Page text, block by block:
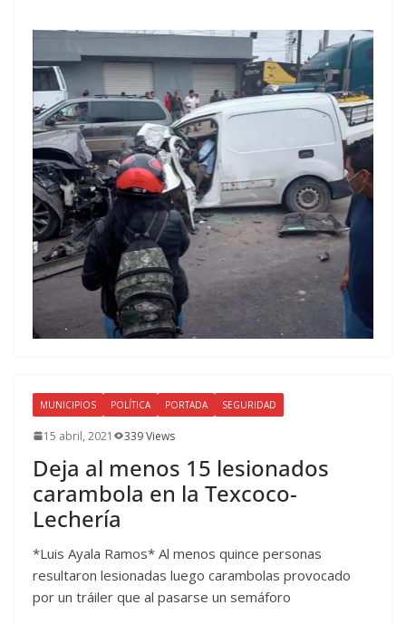
MUNICIPIOS POLÍTICA PORTADA SEGURIDAD
15 abril, 2021 339 Views
Deja al menos 15 lesionados
carambola en la Texcoco-
Lechería
*Luis Ayala Ramos* Al menos quince personas
resultaron lesionadas luego carambolas provocado
por un tráiler que al pasarse un semáforo